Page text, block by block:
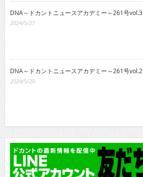
DNA～ドカントニュースアカデミー～261号vol.3
2024/5/27
DNA～ドカントニュースアカデミー～261号vol.2
2024/5/20